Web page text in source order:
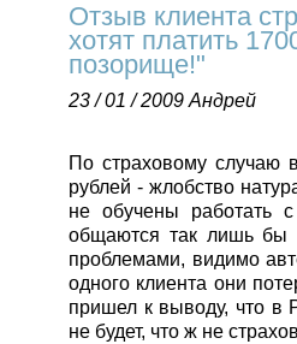
Отзыв клиента
хотят платить
позорище!"
23 / 01 / 2009 Андрей
По страховому случаю
рублей - жлобство
не обучены работать
общаются так лишь бы
проблемами, видимо
одного клиента они
пришел к выводу, что в
не будет, что ж не